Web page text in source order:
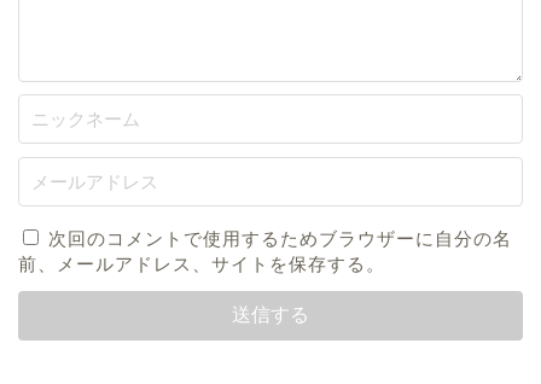
次回のコメントで使用するためブラウザーに自分の名
前、メールアドレス、サイトを保存する。